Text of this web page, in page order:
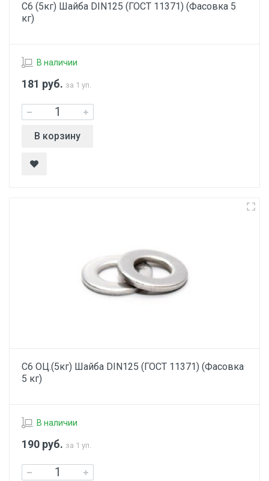
С6 (5кг) Шайба DIN125 (ГОСТ 11371) (Фасовка 5
кг)
В наличии
181 руб. за 1 уп.
В корзину
С6 ОЦ.(5кг) Шайба DIN125 (ГОСТ 11371) (Фасовка
5 кг)
В наличии
190 руб. за 1 уп.